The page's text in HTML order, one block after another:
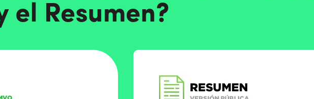
el Resumen?